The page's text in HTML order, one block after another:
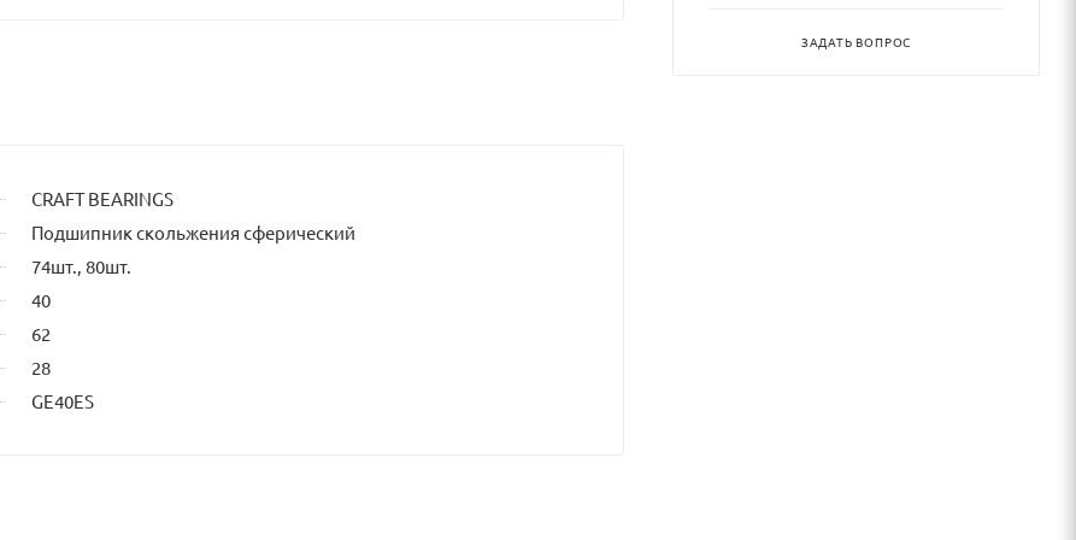
CRAFT BEARINGS
Подшипник скольжения сферический
74шт., 80шт.
40
62
28
GE40ES
ЗАДАТЬ ВОПРОС